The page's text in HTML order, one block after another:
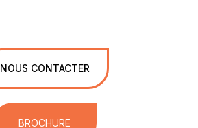
NOUS CONTACTER
BROCHURE